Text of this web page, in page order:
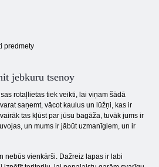
predmety
jebkuru tsenoy
rotaļlietas tiek veikti, lai viņam šādā
saņemt, vācot kaulus un lūžņi, kas ir
tas kļūst par jūsu bagāža, tuvāk jums ir
un mums ir jābūt uzmanīgiem, un ir
nebūs vienkārši. Dažreiz lapas ir labi